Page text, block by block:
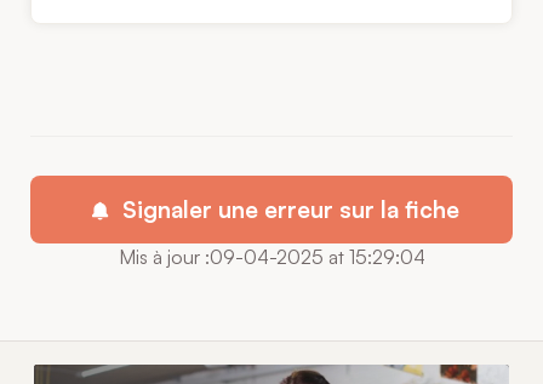
Signaler une erreur sur la fiche
Mis à jour :09-04-2025 at 15:29:04